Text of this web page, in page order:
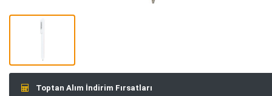
Toptan Alım İndirim Fırsatları